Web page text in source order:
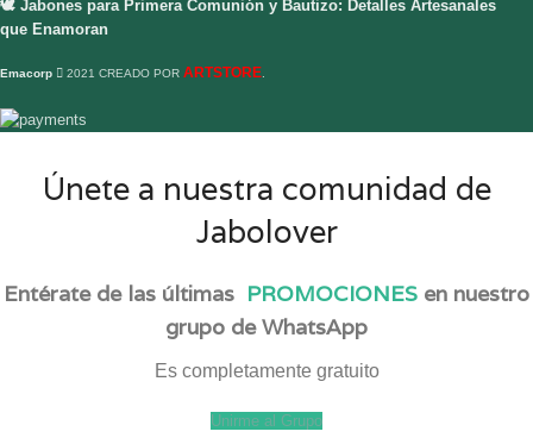
🕊️ Jabones para Primera Comunión y Bautizo: Detalles Artesanales
que Enamoran
Emacorp 2021 CREADO POR ARTSTORE
Únete a nuestra comunidad de
Jabolover
Entérate de las últimas PROMOCIONES en nuestro
grupo de WhatsApp
Es completamente gratuito
Unirme al Grupo